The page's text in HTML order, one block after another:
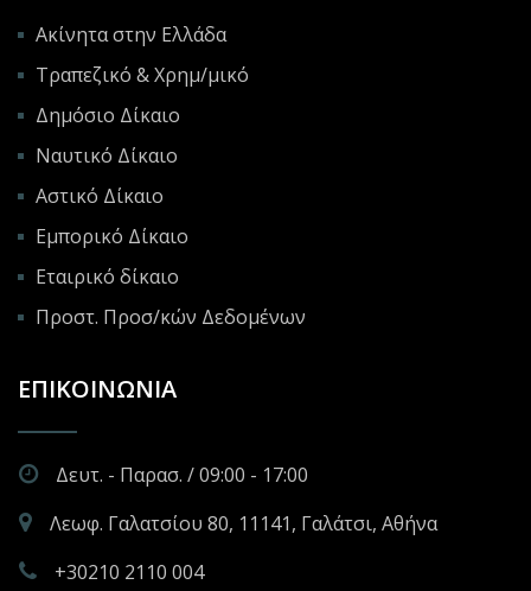
Ακίνητα στην Ελλάδα
Τραπεζικό & Χρημ/μικό
Δημόσιο Δίκαιο
Ναυτικό Δίκαιο
Αστικό Δίκαιο
Εμπορικό Δίκαιο
Εταιρικό δίκαιο
Προστ. Προσ/κών Δεδομένων
ΕΠΙΚΟΙΝΩΝΊΑ
Δευτ. - Παρασ. / 09:00 - 17:00
Λεωφ. Γαλατσίου 80, 11141, Γαλάτσι, Αθήνα
+30210 2110 004